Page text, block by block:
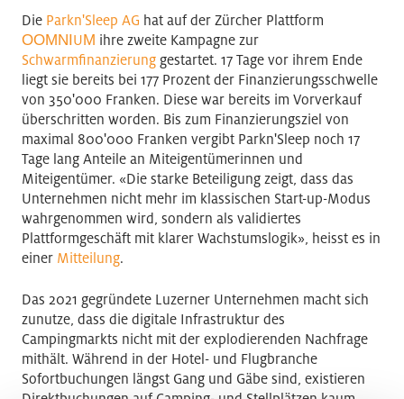
Die Parkn'Sleep AG hat auf der Zürcher Plattform
ΟΟΜΝΙUΜ ihre zweite Kampagne zur
Schwarmfinanzierung gestartet. 17 Tage vor ihrem Ende
liegt sie bereits bei 177 Prozent der Finanzierungsschwelle
von 350'000 Franken. Diese war bereits im Vorverkauf
überschritten worden. Bis zum Finanzierungsziel von
maximal 800'000 Franken vergibt Parkn'Sleep noch 17
Tage lang Anteile an Miteigentümerinnen und
Miteigentümer. «Die starke Beteiligung zeigt, dass das
Unternehmen nicht mehr im klassischen Start-up-Modus
wahrgenommen wird, sondern als validiertes
Plattformgeschäft mit klarer Wachstumslogik», heisst es in
einer Mitteilung.
Das 2021 gegründete Luzerner Unternehmen macht sich
zunutze, dass die digitale Infrastruktur des
Campingmarkts nicht mit der explodierenden Nachfrage
mithält. Während in der Hotel- und Flugbranche
Sofortbuchungen längst Gang und Gäbe sind, existieren